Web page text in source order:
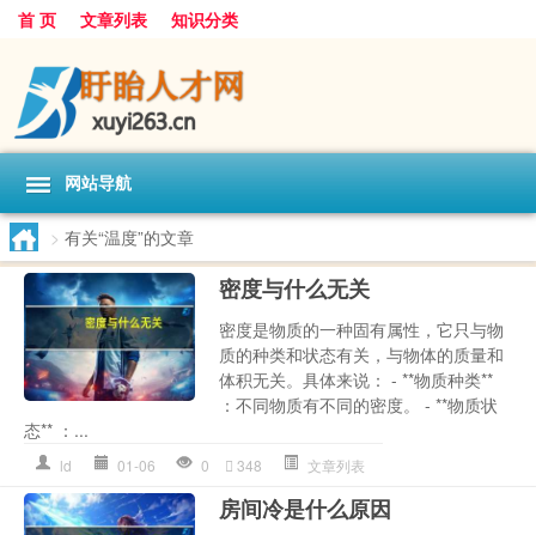
首 页 文章列表 知识分类
网站导航
> 有关“温度”的文章
密度与什么无关
密度是物质的一种固有属性，它只与物
质的种类和状态有关，与物体的质量和
体积无关。具体来说： - **物质种类**
：不同物质有不同的密度。 - **物质状
态** ：...
ld 01-06 0 348 文章列表
房间冷是什么原因